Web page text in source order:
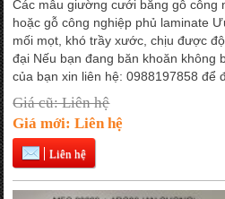
Các mẫu giường cưới bằng gỗ công
hoặc gỗ công nghiệp phủ laminate
mối mọt, khó trầy xước, chịu được
đại Nếu bạn đang băn khoăn không
của bạn xin liên hệ: 0988197858 để
Giá cũ: Liên hệ
Giá mới: Liên hệ
Liên hệ